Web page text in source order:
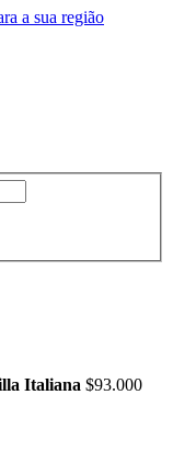
a sua região
Italiana $93.000